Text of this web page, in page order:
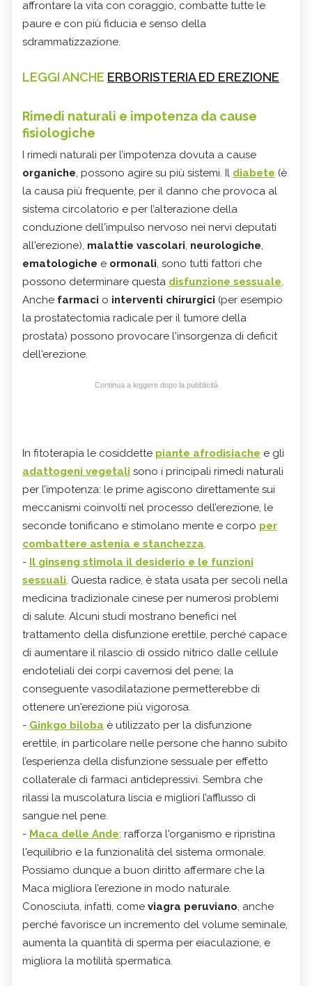
affrontare la vita con coraggio, combatte tutte le
paure e con più fiducia e senso della
sdrammatizzazione.
LEGGI ANCHE ERBORISTERIA ED EREZIONE
Rimedi naturali e impotenza da cause
fisiologiche
I rimedi naturali per l’impotenza dovuta a cause
organiche, possono agire su più sistemi. Il diabete (è
la causa più frequente, per il danno che provoca al
sistema circolatorio e per l’alterazione della
conduzione dell'impulso nervoso nei nervi deputati
all'erezione), malattie vascolari, neurologiche,
ematologiche e ormonali, sono tutti fattori che
possono determinare questa disfunzione sessuale.
Anche farmaci o interventi chirurgici (per esempio
la prostatectomia radicale per il tumore della
prostata) possono provocare l'insorgenza di deficit
dell'erezione.
Continua a leggere dopo la pubblicità
In fitoterapia le cosiddette piante afrodisiache e gli
adattogeni vegetali sono i principali rimedi naturali
per l’impotenza: le prime agiscono direttamente sui
meccanismi coinvolti nel processo dell’erezione, le
seconde tonificano e stimolano mente e corpo per
combattere astenia e stanchezza.
- Il ginseng stimola il desiderio e le funzioni
sessuali. Questa radice, è stata usata per secoli nella
medicina tradizionale cinese per numerosi problemi
di salute. Alcuni studi mostrano benefici nel
trattamento della disfunzione erettile, perché capace
di aumentare il rilascio di ossido nitrico dalle cellule
endoteliali dei corpi cavernosi del pene; la
conseguente vasodilatazione permetterebbe di
ottenere un'erezione più vigorosa.
- Ginkgo biloba è utilizzato per la disfunzione
erettile, in particolare nelle persone che hanno subito
l’esperienza della disfunzione sessuale per effetto
collaterale di farmaci antidepressivi. Sembra che
rilassi la muscolatura liscia e migliori l’afflusso di
sangue nel pene.
- Maca delle Ande: rafforza l'organismo e ripristina
l'equilibrio e la funzionalità del sistema ormonale.
Possiamo dunque a buon diritto affermare che la
Maca migliora l’erezione in modo naturale.
Conosciuta, infatti, come viagra peruviano, anche
perché favorisce un incremento del volume seminale,
aumenta la quantità di sperma per eiaculazione, e
migliora la motilità spermatica.